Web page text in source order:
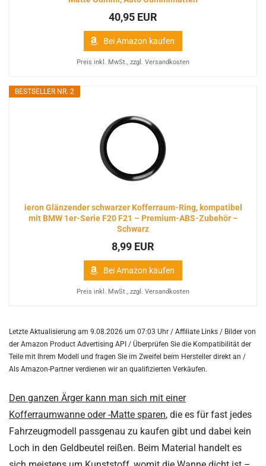
40,95 EUR
Bei Amazon kaufen
Preis inkl. MwSt., zzgl. Versandkosten
BESTSELLER NR. 2
ieron Glänzender schwarzer Kofferraum-Ring, kompatibel
mit BMW 1er-Serie F20 F21 – Premium-ABS-Zubehör –
Schwarz
8,99 EUR
Bei Amazon kaufen
Preis inkl. MwSt., zzgl. Versandkosten
Letzte Aktualisierung am 9.08.2026 um 07:03 Uhr / Affiliate Links / Bilder von
der Amazon Product Advertising API / Überprüfen Sie die Kompatibilität der
Teile mit Ihrem Modell und fragen Sie im Zweifel beim Hersteller direkt an /
Als Amazon-Partner verdienen wir an qualifizierten Verkäufen.
Den ganzen Ärger kann man sich mit einer
Kofferraumwanne oder -Matte sparen, die es für fast jedes
Fahrzeugmodell passgenau zu kaufen gibt und dabei kein
Loch in den Geldbeutel reißen. Beim Material handelt es